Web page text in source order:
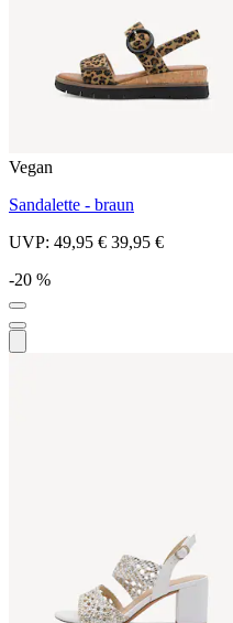
Vegan
Sandalette - braun
UVP: 49,95 € 39,95 €
-20 %